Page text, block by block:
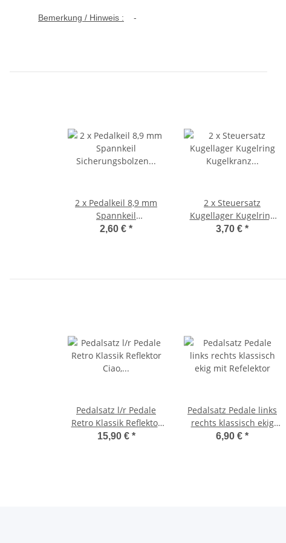
Bemerkung / Hinweis : -
2 x Pedalkeil 8,9 mm
Spannkeil
Sicherungsbolzen
2,60 € *
2 x Steuersatz
Kugellager Kugelring
Kugelkranz
3,70 € *
Pedalsatz l/r Pedale
Retro Klassik Reflektor
Ciao, Bravo, SI, -OEM-
15,90 € *
Pedalsatz Pedale links
rechts klassisch ekig
mit Refelektor
6,90 € *